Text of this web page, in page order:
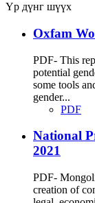
Үр дүнг шүүх
Oxfam
PDF- This
potential
some tools
gender...
PDF
National
2021
PDF-
creation of